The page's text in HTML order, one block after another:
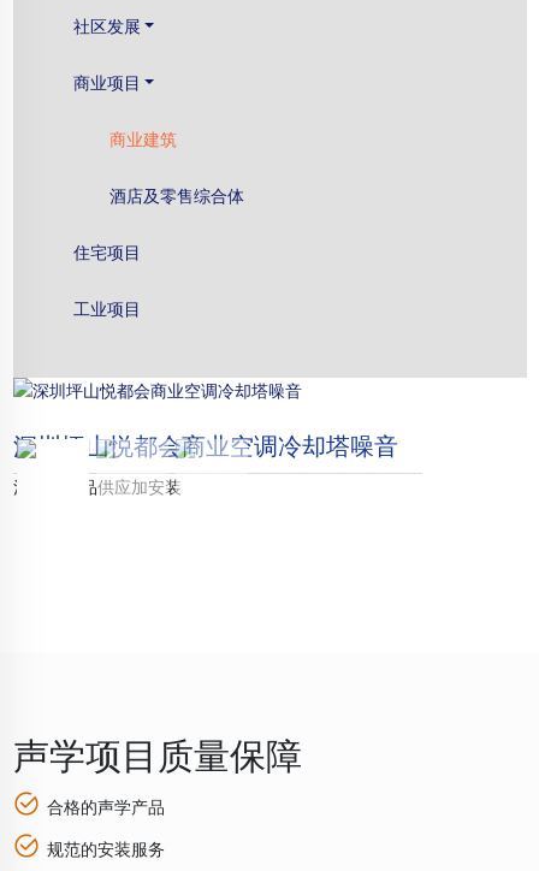
社区发展
商业项目
商业建筑
酒店及零售综合体
住宅项目
工业项目
深圳坪山悦都会商业空调冷却塔噪音
消声器产品供应加安装
声学项目质量保障
合格的声学产品
规范的安装服务